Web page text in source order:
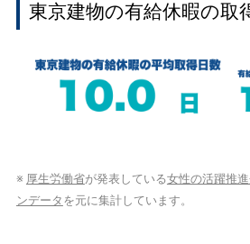
東京建物の有給休暇の取
※ 厚生労働省が発表している女性の活躍推
ンデータ を元に集計しています。